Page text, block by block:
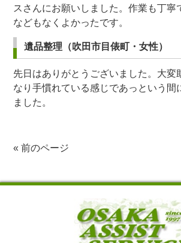
スさんにお願いしました。作業も丁寧
などもなくよかったです。
遺品整理（吹田市目俵町・女性）
先日はありがとうございました。大変
なり手慣れている感じであっという間
ました。
«前のページ